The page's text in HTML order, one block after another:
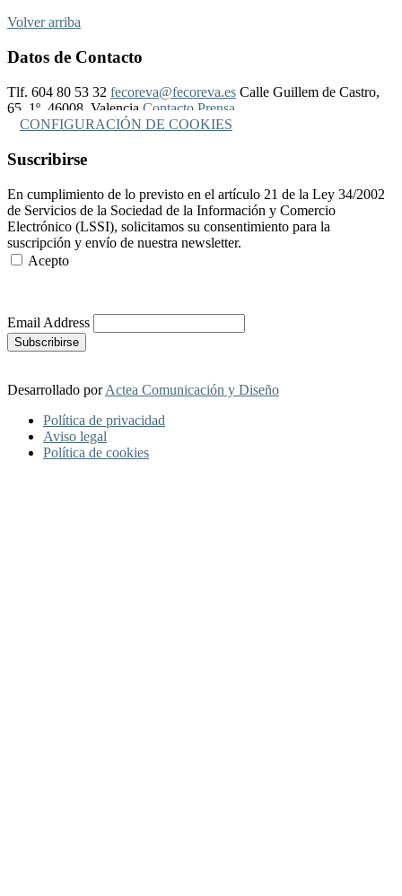
Volver arriba
Datos de Contacto
Tlf. 604 80 53 32 fecoreva@fecoreva.es Calle Guillem de Castro,
65, 1º, 46008, Valencia Contacto Prensa
CONFIGURACIÓN DE COOKIES
Suscribirse
En cumplimiento de lo previsto en el artículo 21 de la Ley 34/2002
de Servicios de la Sociedad de la Información y Comercio
Electrónico (LSSI), solicitamos su consentimiento para la
suscripción y envío de nuestra newsletter.
Acepto
Email Address
Desarrollado porActea Comunicación y Diseño
Política de privacidad
Aviso legal
Política de cookies